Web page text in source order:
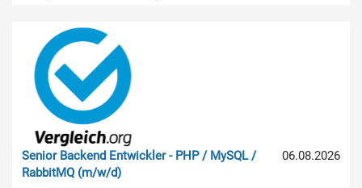
06.08.2026
Senior Backend Entwickler - PHP / MySQL /
RabbitMQ (m/w/d)